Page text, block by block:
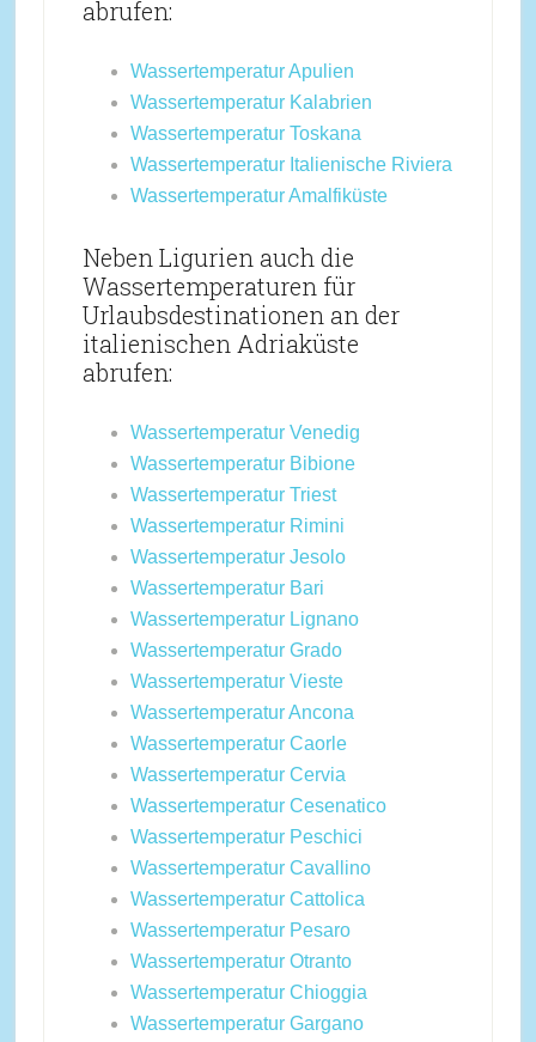
abrufen:
Wassertemperatur Apulien
Wassertemperatur Kalabrien
Wassertemperatur Toskana
Wassertemperatur Italienische Riviera
Wassertemperatur Amalfiküste
Neben Ligurien auch die
Wassertemperaturen für
Urlaubsdestinationen an der
italienischen Adriaküste
abrufen:
Wassertemperatur Venedig
Wassertemperatur Bibione
Wassertemperatur Triest
Wassertemperatur Rimini
Wassertemperatur Jesolo
Wassertemperatur Bari
Wassertemperatur Lignano
Wassertemperatur Grado
Wassertemperatur Vieste
Wassertemperatur Ancona
Wassertemperatur Caorle
Wassertemperatur Cervia
Wassertemperatur Cesenatico
Wassertemperatur Peschici
Wassertemperatur Cavallino
Wassertemperatur Cattolica
Wassertemperatur Pesaro
Wassertemperatur Otranto
Wassertemperatur Chioggia
Wassertemperatur Gargano